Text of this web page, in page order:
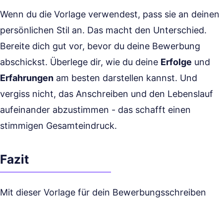
Wenn du die Vorlage verwendest, pass sie an deinen
persönlichen Stil an. Das macht den Unterschied.
Bereite dich gut vor, bevor du deine Bewerbung
abschickst. Überlege dir, wie du deine Erfolge und
Erfahrungen am besten darstellen kannst. Und
vergiss nicht, das Anschreiben und den Lebenslauf
aufeinander abzustimmen - das schafft einen
stimmigen Gesamteindruck.
Fazit
Mit dieser Vorlage für dein Bewerbungsschreiben